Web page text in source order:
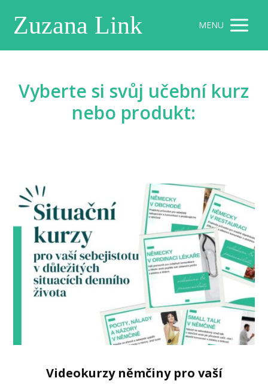
Zuzana Link MENU
Vyberte si svůj učební kurz
nebo produkt:
Videokurzy němčiny pro vaší